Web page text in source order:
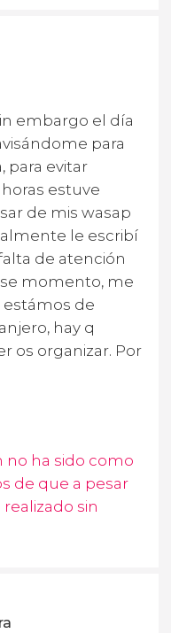
embargo el día
para
para evitar
estuve
de mis wasap
le escribí
de atención
momento, me
estámos de
hay q
os organizar. Por
no ha sido como
de que a pesar
sin